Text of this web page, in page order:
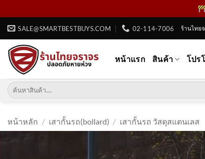
ข้าม
เนื้อหา
SALE@SMARTBESTBUYS.COM 02-114-7006 ร้านไทย
หน้าแรก สินค้า โปร
ค้นหา:
หน้าหลัก / เสากั้นรถ(bollard) / เสากั้นรถ วัสดุสแตนเลส